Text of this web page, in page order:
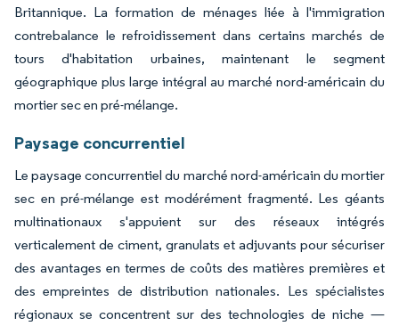
Britannique. La formation de ménages liée à l'immigration
contrebalance le refroidissement dans certains marchés de
tours d'habitation urbaines, maintenant le segment
géographique plus large intégral au marché nord-américain du
mortier sec en pré-mélange.
Paysage concurrentiel
Le paysage concurrentiel du marché nord-américain du mortier
sec en pré-mélange est modérément fragmenté. Les géants
multinationaux s'appuient sur des réseaux intégrés
verticalement de ciment, granulats et adjuvants pour sécuriser
des avantages en termes de coûts des matières premières et
des empreintes de distribution nationales. Les spécialistes
régionaux se concentrent sur des technologies de niche —